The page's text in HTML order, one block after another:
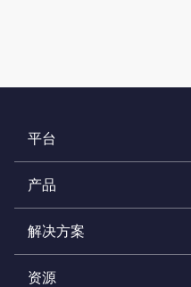
平台
产品
解决方案
资源